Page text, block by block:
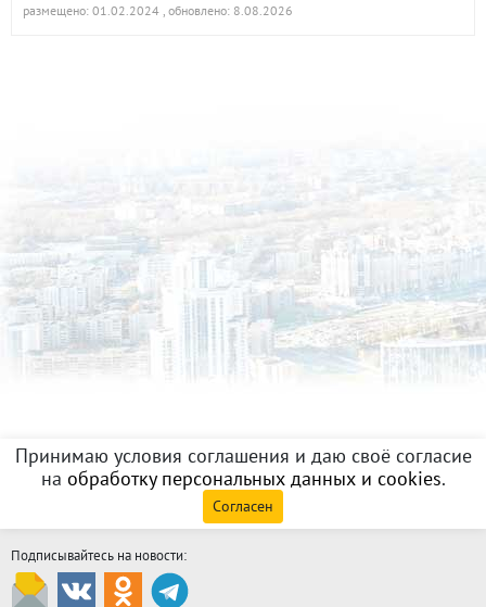
размещено: 01.02.2024 , обновлено: 8.08.2026
Принимаю условия соглашения и даю своё согласие
на обработку персональных данных и cookies.
Согласен
Подписывайтесь на новости: